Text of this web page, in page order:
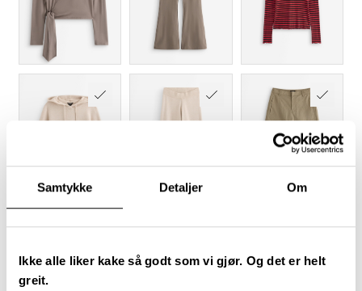
Samtykke Detaljer Om
Ikke alle liker kake så godt som vi gjør. Og det er helt
greit.